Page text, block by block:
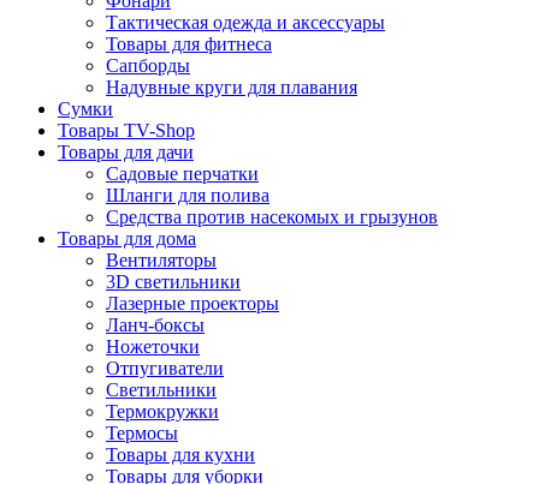
Тактическая одежда и аксессуары
Товары для фитнеса
Сапборды
Надувные круги для плавания
Сумки
Товары TV-Shop
Товары для дачи
Садовые перчатки
Шланги для полива
Средства против насекомых и грызунов
Товары для дома
Вентиляторы
3D светильники
Лазерные проекторы
Ланч-боксы
Ножеточки
Отпугиватели
Светильники
Термокружки
Термосы
Товары для кухни
Товары для уборки